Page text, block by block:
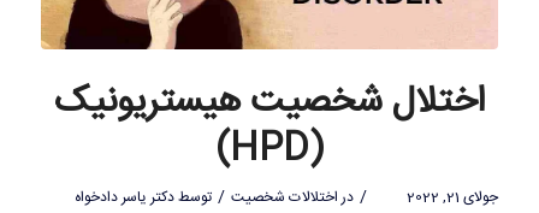
اختلال شخصیت هیستریونیک
(HPD)
جولای 21, 2022 / در اختلالات شخصیت / توسطدکتر یاسر دادخواه